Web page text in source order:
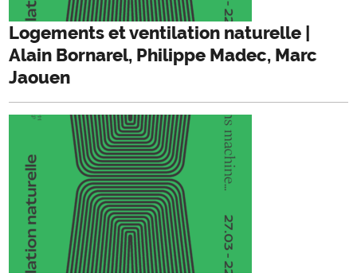
Logements et ventilation naturelle |
Alain Bornarel, Philippe Madec, Marc
Jaouen